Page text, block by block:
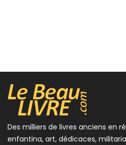
Des milliers de livres anciens en
enfantina, art, dédicaces,